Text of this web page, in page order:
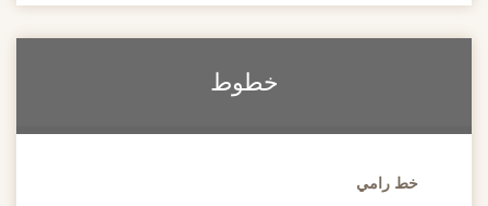
خطوط
خط رامي